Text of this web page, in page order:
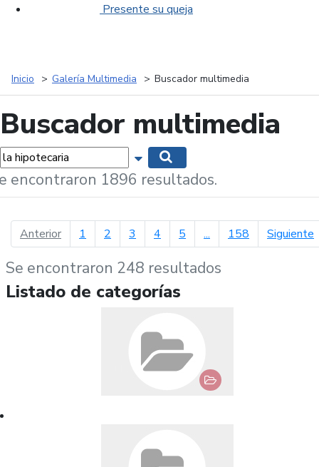
Presente su queja
Inicio Galería Multimedia Buscador multimedia
Buscador multimedia
Mostrar opciones de búsqueda
encontraron 1896 resultados.
Anteriorpágina anterior
1 2 3 4 5 ... 158 Siguiente
Se encontraron 248 resultados
Listado de categorías